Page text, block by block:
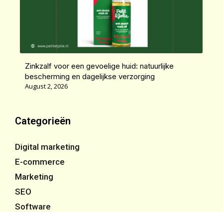
Zinkzalf voor een gevoelige huid: natuurlijke
bescherming en dagelijkse verzorging
August 2, 2026
Categorieën
Digital marketing
E-commerce
Marketing
SEO
Software